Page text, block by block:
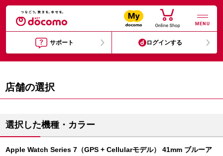
MENU
サポート ログインする
店舗の選択
選択した機種・カラー
Apple Watch Series 7（GPS + Cellularモデル） 41mm ブルーア